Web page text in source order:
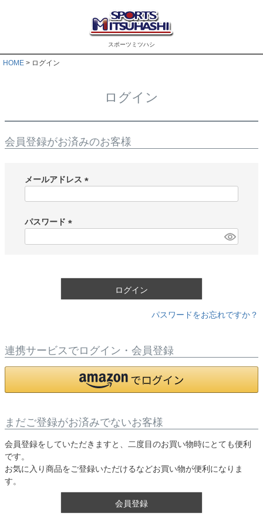
スポーツミツハシ
HOME ログイン
ログイン
会員登録がお済みのお客様
メールアドレス
)
パスワード
ログイン
パスワードをお忘れですか？
連携サービスでログイン・会員登録
まだご登録がお済みでないお客様
会員登録をしていただきますと、二度目のお買い物時にとても便利
です。
お気に入り商品をご登録いただけるなどお買い物が便利になりま
す。
会員登録